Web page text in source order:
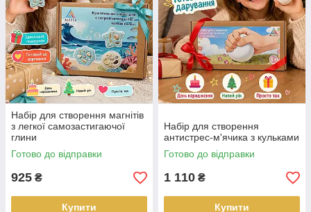
Набір для створення магнітів
з легкої самозастигаючої
глини
Готово до відправки
925 ₴
Купити
Набір для створення
антистрес-м'ячика з кульками
Готово до відправки
1 110 ₴
Купити